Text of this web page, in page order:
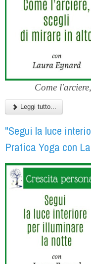
Come
Leggi tutto...
"Segui la luce
Pratica Yoga con